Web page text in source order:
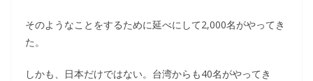
そのようなことをするために延べにして2,000名がやってき
た。
しかも、日本だけではない。台湾からも40名がやってき